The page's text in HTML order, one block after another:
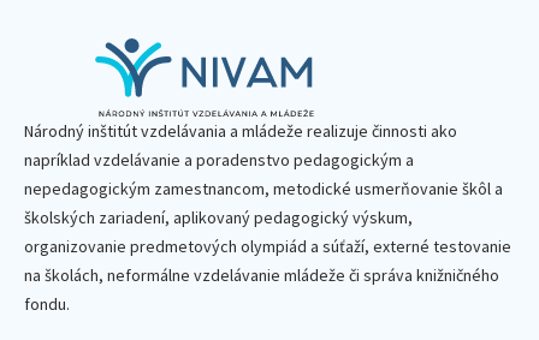
Národný inštitút vzdelávania a mládeže realizuje činnosti ako
napríklad vzdelávanie a poradenstvo pedagogickým a
nepedagogickým zamestnancom, metodické usmerňovanie škôl a
školských zariadení, aplikovaný pedagogický výskum,
organizovanie predmetových olympiád a súťaží, externé testovanie
na školách, neformálne vzdelávanie mládeže či správa knižničného
fondu.